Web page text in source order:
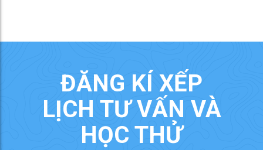
ĐĂNG KÍ XẾP
LỊCH TƯ VẤN VÀ
HỌC THỬ